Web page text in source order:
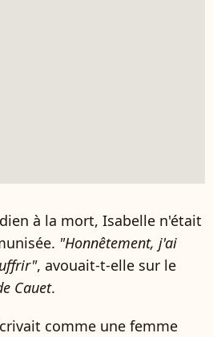
à la mort, Isabelle n'était
"Honnêtement, j'ai
, avouait-t-elle sur le
Cauet.
comme une femme